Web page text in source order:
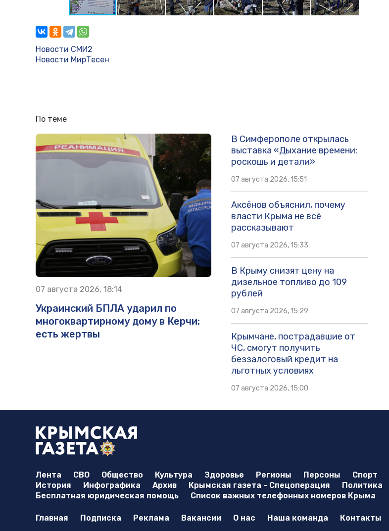
Новости СМИ2
Новости МирТесен
По теме
07 августа 2026, 18:14
Украинский БПЛА ударил по
многоквартирному дому в Керчи:
есть жертвы
В Симферополе открылась
выставка «Дыхание времени:
роскошь и детали»
07 августа 2026, 15:51
Аксёнов объяснил, почему
власти Крыма не всё
рассказывают
07 августа 2026, 15:33
В Крыму снизят цену на
дизельное топливо до 109
рублей
07 августа 2026, 15:29
Крымчане, пострадавшие от
ЧС, смогут получить
беззалоговый кредит на
льготных условиях
07 августа 2026, 15:00
Лента СВО Общество Культура Здоровье Регионы Персоны Спорт
История
Инфографика Архив Крымская газета - Спецоперация Политика
Бесплатная юридическая помощь
Список важных телефонных номеров Крыма
Главная Подписка Реклама Вакансии О нас Наша команда Контакты